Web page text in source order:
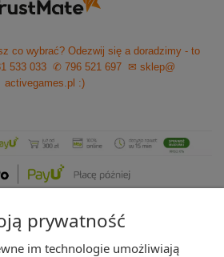
co wybrać? Odezwij się a doradzimy - to
533 033 ✆ 796 521 697
✉ sklep@
activegames.pl :)
ZAKUPY
prywatność
im technologie umożliwiają